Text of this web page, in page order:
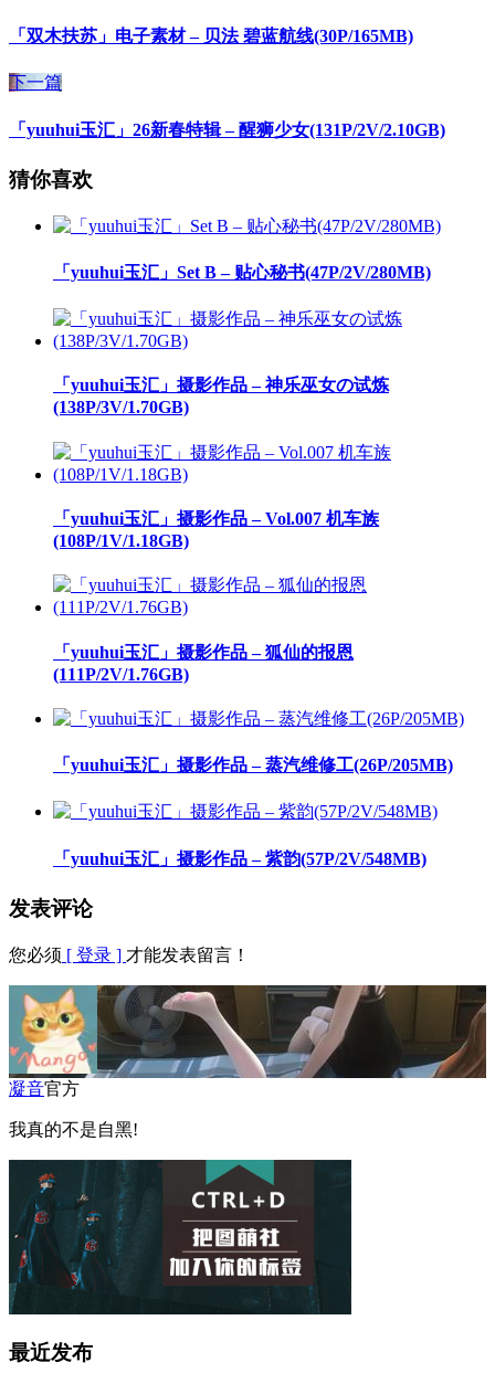
「双木扶苏」电子素材 – 贝法 碧蓝航线(30P/165MB)
下一篇
「yuuhui玉汇」26新春特辑 – 醒狮少女(131P/2V/2.10GB)
猜你喜欢
「yuuhui玉汇」Set B – 贴心秘书(47P/2V/280MB)
「yuuhui玉汇」摄影作品 – 神乐巫女の试炼
(138P/3V/1.70GB)
「yuuhui玉汇」摄影作品 – Vol.007 机车族
(108P/1V/1.18GB)
「yuuhui玉汇」摄影作品 – 狐仙的报恩
(111P/2V/1.76GB)
「yuuhui玉汇」摄影作品 – 蒸汽维修工(26P/205MB)
「yuuhui玉汇」摄影作品 – 紫韵(57P/2V/548MB)
发表评论
您必须 [ 登录 ] 才能发表留言！
凝音官方
我真的不是自黑!
最近发布